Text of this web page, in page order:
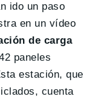
ido un paso
en un vídeo
de carga
paneles
estación, que
cuenta